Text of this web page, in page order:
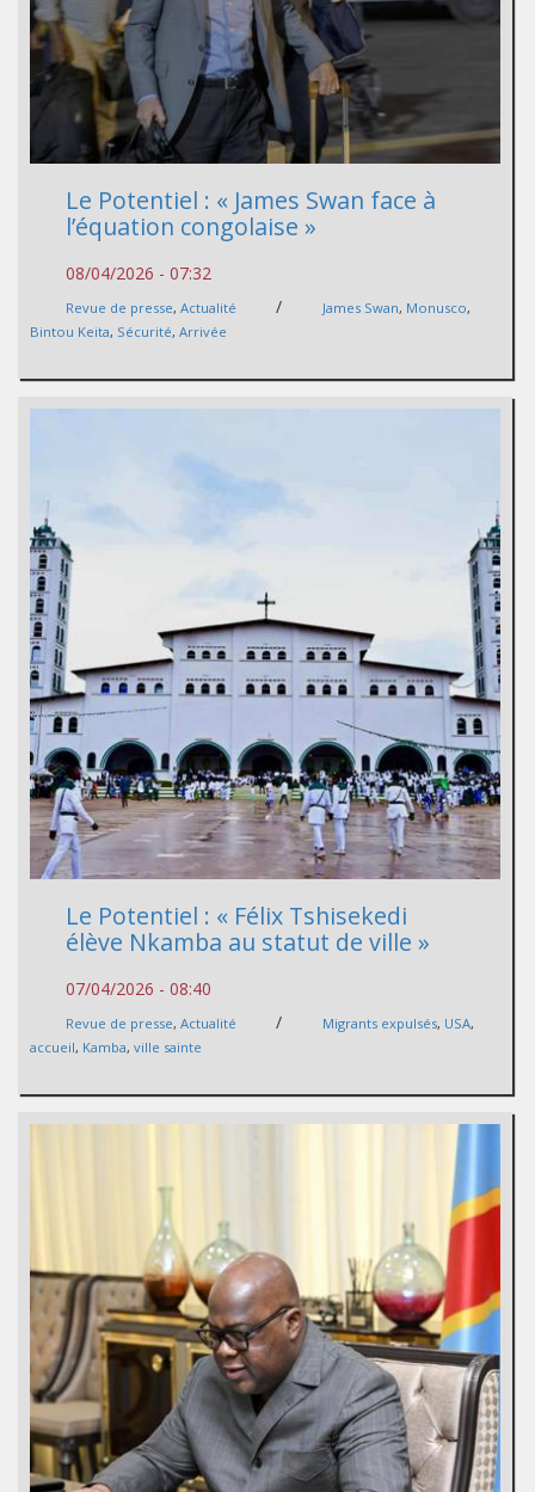
Le Potentiel : « James Swan face à
l’équation congolaise »
08/04/2026 - 07:32
Revue de presse, Actualité / James Swan, Monusco,
Bintou Keita, Sécurité, Arrivée
Le Potentiel : « Félix Tshisekedi
élève Nkamba au statut de ville »
07/04/2026 - 08:40
Revue de presse, Actualité / Migrants expulsés, USA,
accueil, Kamba, ville sainte